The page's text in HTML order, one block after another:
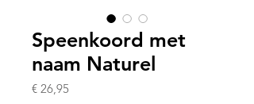
Speenkoord met
naam Naturel
€ 26,95